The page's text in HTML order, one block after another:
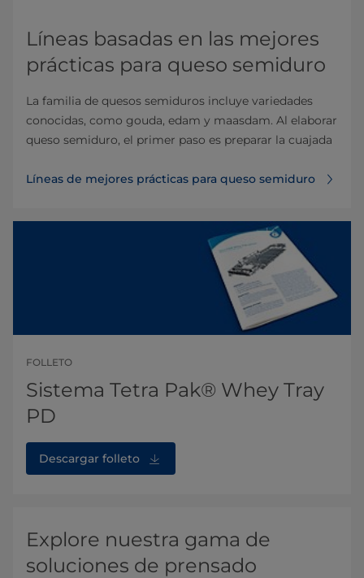
Líneas basadas en las mejores
prácticas para queso semiduro
La familia de quesos semiduros incluye variedades
conocidas, como gouda, edam y maasdam. Al elaborar
queso semiduro, el primer paso es preparar la cuajada
Líneas de mejores prácticas para queso semiduro
FOLLETO
Sistema Tetra Pak® Whey Tray
PD
Descargar folleto
Explore nuestra gama de
soluciones de prensado